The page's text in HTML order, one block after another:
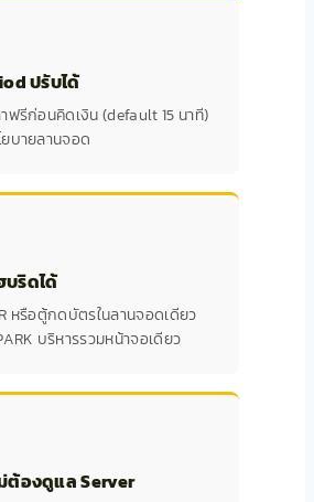
ปรับได้
ฟรีก่อนคิดเงิน (default 15 นาที)
บายลานจอด
บริดได้
หรือตู้กดบัตรในลานจอดเดียว
บริหารรวมหน้าจอเดียว
ต้องดูแล Server